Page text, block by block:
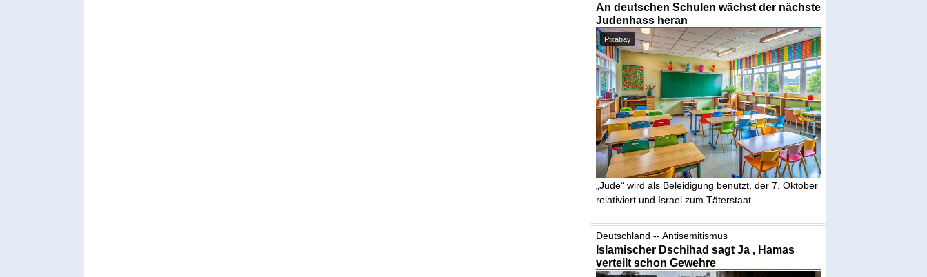
An deutschen Schulen wächst der nächste
Judenhass heran
Pixabay
„Jude“ wird als Beleidigung benutzt, der 7. Oktober
relativiert und Israel zum Täterstaat ...
Deutschland -- Antisemitismus
Islamischer Dschihad sagt Ja , Hamas
verteilt schon Gewehre